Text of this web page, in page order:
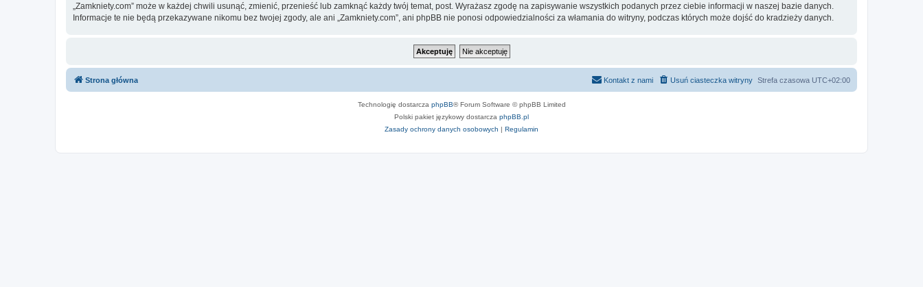
„Zamkniety.com” może w każdej chwili usunąć, zmienić, przenieść lub zamknąć każdy twój temat, post. Wyrażasz zgodę na zapisywanie wszystkich podanych przez ciebie informacji w naszej bazie danych.
Informacje te nie będą przekazywane nikomu bez twojej zgody, ale ani „Zamkniety.com”, ani phpBB nie ponosi odpowiedzialności za włamania do witryny, podczas których może dojść do kradzieży danych.
Strona główna Strefa czasowa UTC+02:00
Usuń ciasteczka witryny
Kontakt z nami
Technologię dostarcza phpBB® Forum Software © phpBB Limited
Polski pakiet językowy dostarcza phpBB.pl
Zasady ochrony danych osobowych | Regulamin